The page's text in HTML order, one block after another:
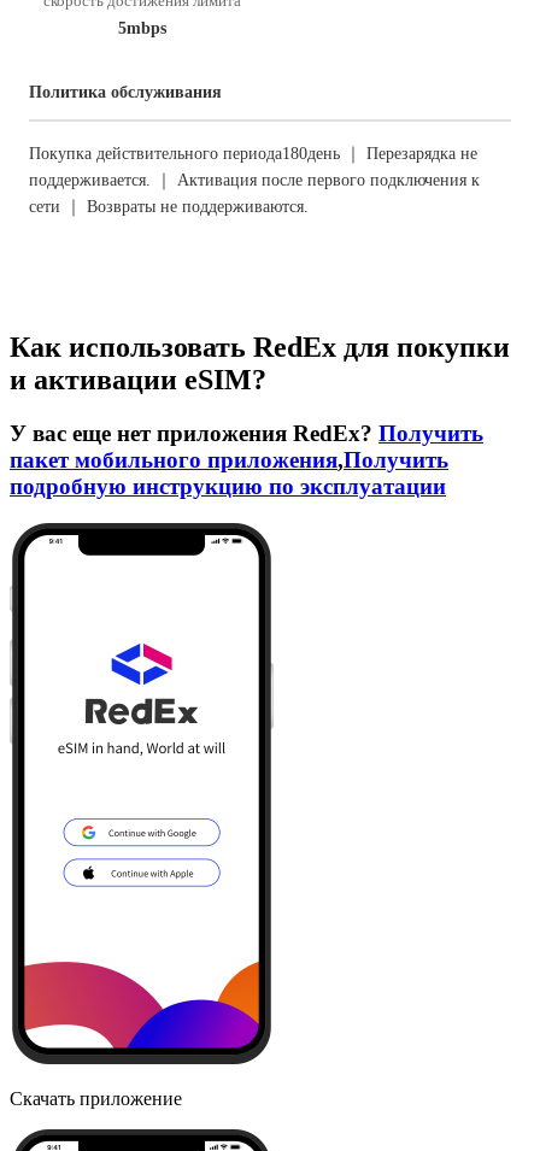
5mbps
Политика обслуживания
Покупка действительного периода180день ｜ Перезарядка не
поддерживается. ｜ Активация после первого подключения к
сети ｜ Возвраты не поддерживаются.
Как использовать RedEx для покупки
и активации eSIM?
У вас еще нет приложения RedEx? Получить
пакет мобильного приложения,Получить
подробную инструкцию по эксплуатации
Скачать приложение